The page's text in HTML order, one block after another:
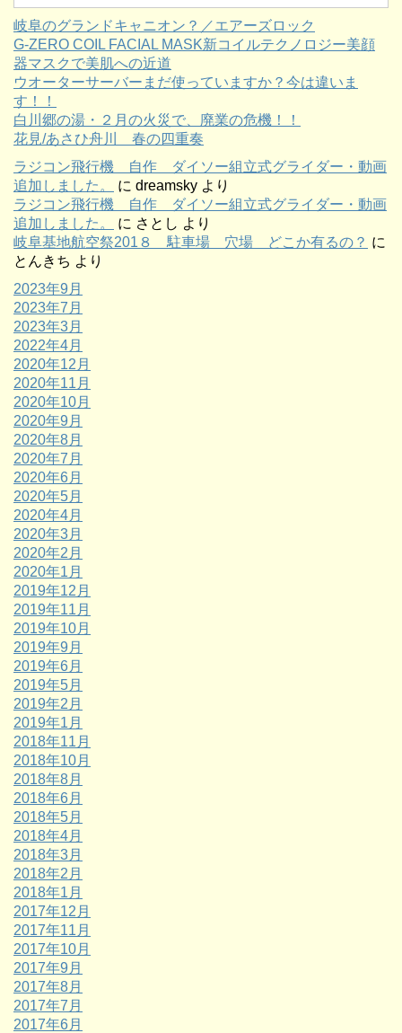
岐阜のグランドキャニオン？／エアーズロック
G-ZERO COIL FACIAL MASK新コイルテクノロジー美顔
器マスクで美肌への近道
ウオーターサーバーまだ使っていますか？今は違いま
す！！
白川郷の湯・２月の火災で、廃業の危機！！
花見/あさひ舟川 春の四重奏
ラジコン飛行機 自作 ダイソー組立式グライダー・動画
追加しました。
に dreamsky より
ラジコン飛行機 自作 ダイソー組立式グライダー・動画
追加しました。
に さとし より
岐阜基地航空祭201８ 駐車場 穴場 どこか有るの？ に
とんきち より
2023年9月
2023年7月
2023年3月
2022年4月
2020年12月
2020年11月
2020年10月
2020年9月
2020年8月
2020年7月
2020年6月
2020年5月
2020年4月
2020年3月
2020年2月
2020年1月
2019年12月
2019年11月
2019年10月
2019年9月
2019年6月
2019年5月
2019年2月
2019年1月
2018年11月
2018年10月
2018年8月
2018年6月
2018年5月
2018年4月
2018年3月
2018年2月
2018年1月
2017年12月
2017年11月
2017年10月
2017年9月
2017年8月
2017年7月
2017年6月